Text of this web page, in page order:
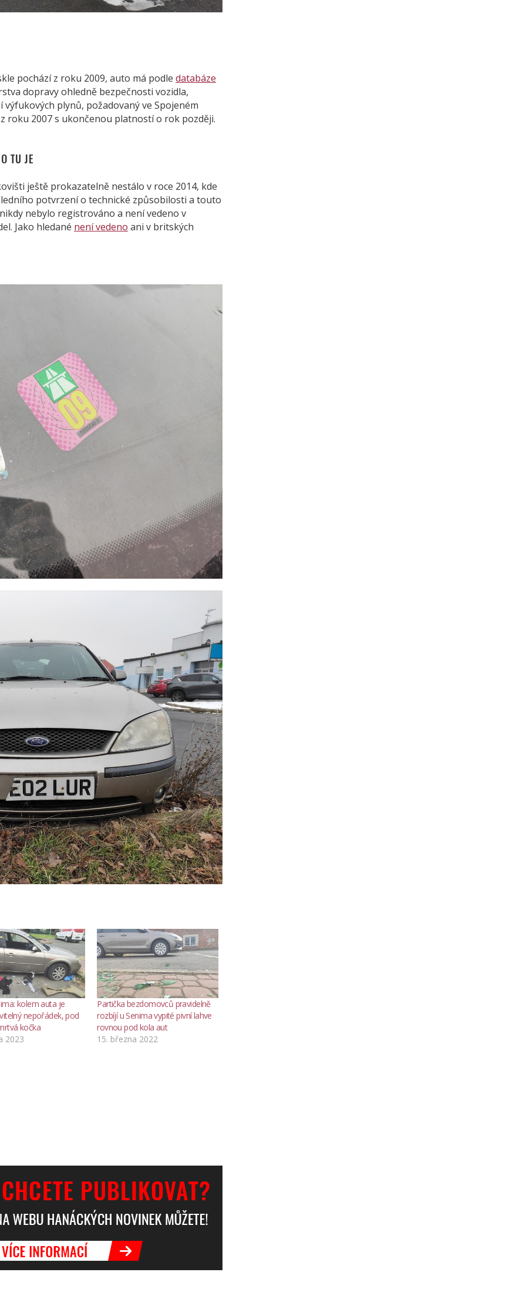
pochází z roku 2009, auto má podle databáze
dopravy ohledně bezpečnosti vozidla,
plynů, požadovaný ve Spojeném
roku 2007 s ukončenou platností o rok později.
TU JE
ještě prokazatelně nestálo v roce 2014, kde
potvrzení o technické způsobilosti a touto
nebylo registrováno a není vedeno v
Jako hledané není vedeno ani v britských
kolem auta je
nepořádek, pod
kočka
2023
Partička bezdomovců pravidelně
rozbíjí u Senima vypité pivní lahve
rovnou pod kola aut
15. března 2022